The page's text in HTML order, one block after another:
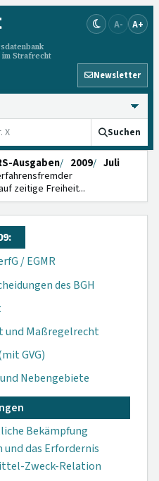
Strafrecht
A- A+
Newsletter
Suchen
Ausgaben 2009
Juli
zeitige Freiheit...
/ EGMR
des BGH
und Maßregelrecht
GVG)
Nebengebiete
Bekämpfung
das Erfordernis
Zweck-Relation